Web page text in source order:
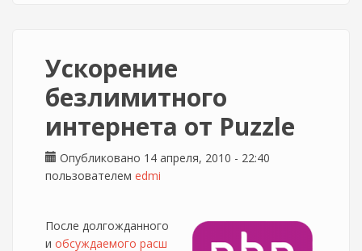
Ускорение
безлимитного
интернета от Puzzle
Опубликовано 14 апреля, 2010 - 22:40
пользователем edmi
После долгожданного
и обсуждаемого расш